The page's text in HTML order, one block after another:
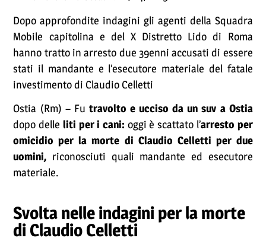
Dopo approfondite indagini gli agenti della Squadra
Mobile capitolina e del X Distretto Lido di Roma
hanno tratto in arresto due 39enni accusati di essere
stati il mandante e l’esecutore materiale del fatale
investimento di Claudio Celletti
Ostia (Rm) – Fu travolto e ucciso da un suv a Ostia
dopo delle liti per i cani: oggi è scattato l’arresto per
omicidio per la morte di Claudio Celletti per due
uomini, riconosciuti quali mandante ed esecutore
materiale.
Svolta nelle indagini per la morte
di Claudio Celletti